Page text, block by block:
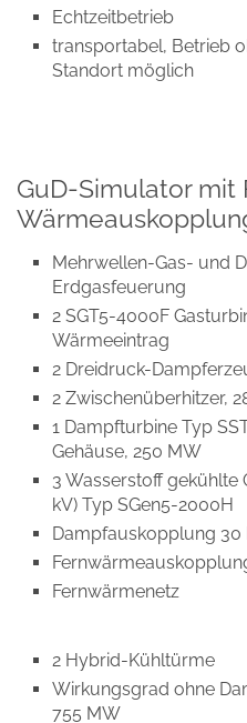
Echtzeitbetrieb
transportabel, Betrieb
Standort möglich
GuD-Simulator
Mehrwellen-Gas- und
Erdgasfeuerung
2 SGT5-4000F
Wärmeeintrag
2 Dreidruck-
2 Zwischenüberhitzer,
1 Dampfturbine Typ
Gehäuse, 250 MW
3 Wasserstoff gekühlte
kV) Typ SGen5-2000H
Dampfauskopplung 30
Fernwärmenetz
2 Hybrid-Kühltürme
Wirkungsgrad ohne
755 MW